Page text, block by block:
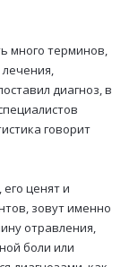
много терминов,
диагноз, в
говорит
ценят и
зовут именно
отравления,
боли или